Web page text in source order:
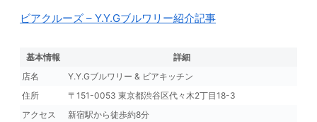
ビアクルーズ – Y.Y.Gブルワリー紹介記事
基本情報
詳細
店名
Y.Y.Gブルワリー & ビアキッチン
住所
〒151-0053 東京都渋谷区代々木2丁目18-3
アクセス
新宿駅から徒歩約8分